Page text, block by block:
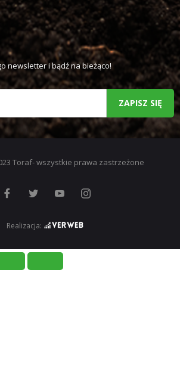
newsletter i bądź na bieżąco!
ZAPISZ SIĘ
Toraf- wszystkie prawa zastrzeżone
Realizacja: